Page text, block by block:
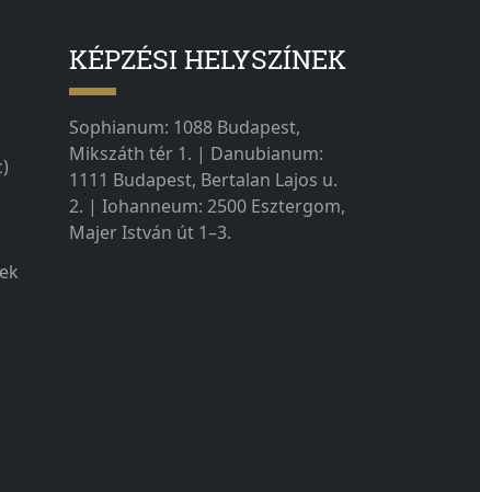
KÉPZÉSI HELYSZÍNEK
Sophianum: 1088 Budapest,
Mikszáth tér 1. | Danubianum:
1111 Budapest, Bertalan Lajos u.
2. | Iohanneum: 2500 Esztergom,
Majer István út 1–3.